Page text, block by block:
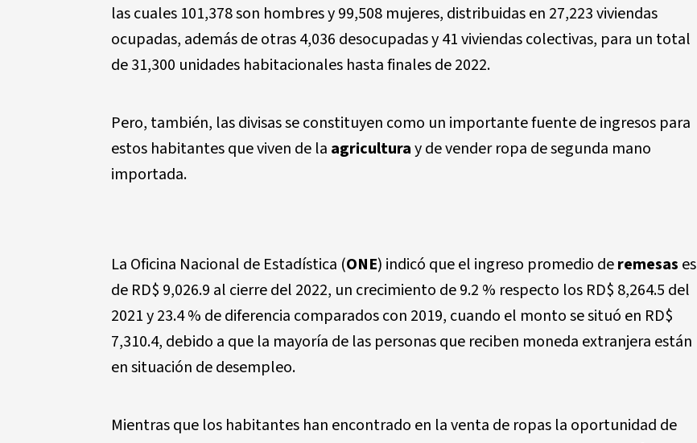
las cuales 101,378 son hombres y 99,508 mujeres, distribuidas en 27,223 viviendas
ocupadas, además de otras 4,036 desocupadas y 41 viviendas colectivas, para un total
de 31,300 unidades habitacionales hasta finales de 2022.
Pero, también, las divisas se constituyen como un importante fuente de ingresos para
estos habitantes que viven de la agriculturay de vender ropa de segunda mano
importada.
La Oficina Nacional de Estadística (ONE) indicó que el ingreso promedio deremesas es
de RD$ 9,026.9 al cierre del 2022, un crecimiento de 9.2 % respecto los RD$ 8,264.5 del
2021 y 23.4 % de diferencia comparados con 2019, cuando el monto se situó en RD$
7,310.4, debido a que la mayoría de las personas que reciben moneda extranjera están
en situación de desempleo.
Mientras que los habitantes han encontrado en la venta de ropas la oportunidad de